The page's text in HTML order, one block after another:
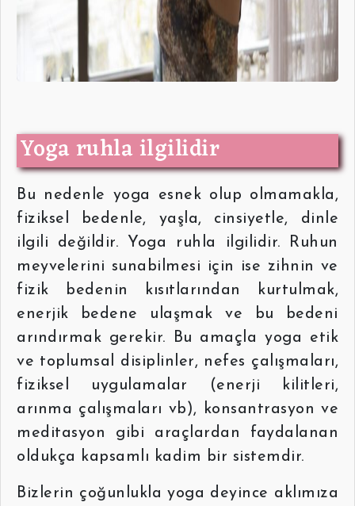
Yoga ruhla ilgilidir
Bu nedenle yoga esnek olup olmamakla,
fiziksel bedenle, yaşla, cinsiyetle, dinle
ilgili değildir. Yoga ruhla ilgilidir. Ruhun
meyvelerini sunabilmesi için ise zihnin ve
fizik bedenin kısıtlarından kurtulmak,
enerjik bedene ulaşmak ve bu bedeni
arındırmak gerekir. Bu amaçla yoga etik
ve toplumsal disiplinler, nefes çalışmaları,
fiziksel uygulamalar (enerji kilitleri,
arınma çalışmaları vb), konsantrasyon ve
meditasyon gibi araçlardan faydalanan
oldukça kapsamlı kadim bir sistemdir.
Bizlerin çoğunlukla yoga deyince aklımıza